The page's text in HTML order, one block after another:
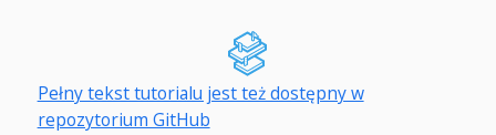
Pełny tekst tutorialu jest też dostępny w
repozytorium GitHub